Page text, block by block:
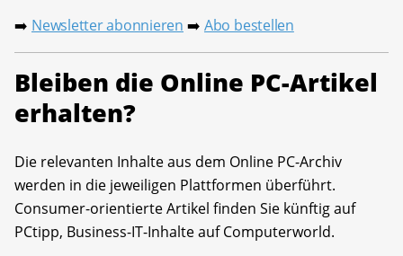
➡️ Newsletter abonnieren ➡️ Abo bestellen
Bleiben die Online PC-Artikel
erhalten?
Die relevanten Inhalte aus dem Online PC-Archiv
werden in die jeweiligen Plattformen überführt.
Consumer-orientierte Artikel finden Sie künftig auf
PCtipp, Business-IT-Inhalte auf Computerworld.